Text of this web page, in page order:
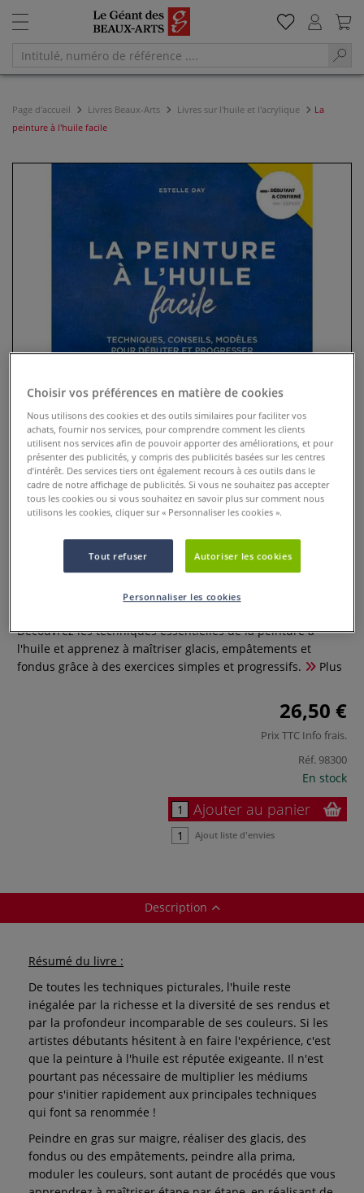
Page d'accueil Livres Beaux-Arts Livres sur l'huile et l'acrylique
La
peinture à l'huile facile
La peinture à l'huile facile
0 Commentaires
Découvrez les techniques essentielles de la peinture à
l'huile et apprenez à maîtriser glacis, empâtements et
fondus grâce à des exercices simples et progressifs.
Plus
26,50 €
Prix TTC Info frais.
Réf. 98300
En stock
Ajouter au panier
Ajout liste d'envies
Description
Résumé du livre :
De toutes les techniques picturales, l'huile reste
inégalée par la richesse et la diversité de ses rendus et
par la profondeur incomparable de ses couleurs. Si les
artistes débutants hésitent à en faire l'expérience, c'est
que la peinture à l'huile est réputée exigeante. Il n'est
pourtant pas nécessaire de multiplier les médiums
pour s'initier rapidement aux principales techniques
qui font sa renommée !
Peindre en gras sur maigre, réaliser des glacis, des
fondus ou des empâtements, peindre alla prima,
moduler les couleurs, sont autant de procédés que vous
Choisir vos préférences en matière de cookies
Nous utilisons des cookies et des outils similaires pour faciliter vos
achats, fournir nos services, pour comprendre comment les clients
utilisent nos services afin de pouvoir apporter des améliorations, et pour
présenter des publicités, y compris des publicités basées sur les centres
d’intérêt. Des services tiers ont également recours à ces outils dans le
cadre de notre affichage de publicités. Si vous ne souhaitez pas accepter
tous les cookies ou si vous souhaitez en savoir plus sur comment nous
utilisons les cookies, cliquer sur « Personnaliser les cookies ».
Tout refuser Autoriser les cookies
Personnaliser les cookies